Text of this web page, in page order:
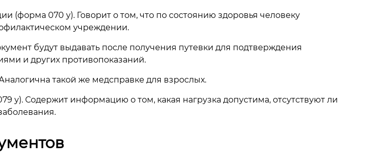
(форма 070 у). Говорит о том, что по состоянию здоровья человеку
учреждении.
будут выдавать после получения путевки для подтверждения
и других противопоказаний.
такой же медсправке для взрослых.
у). Содержит информацию о том, какая нагрузка допустима, отсутствуют ли